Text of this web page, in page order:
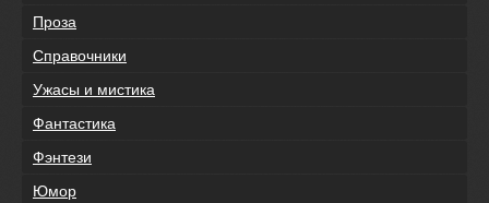
Проза
Справочники
Ужасы и мистика
Фантастика
Фэнтези
Юмор